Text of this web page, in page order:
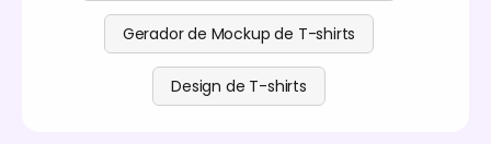
Gerador de Mockup de T-shirts
Design de T-shirts